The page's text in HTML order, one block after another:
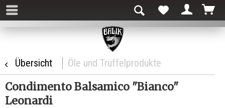
Übersicht Öle und Trüffelprodukte
Condimento Balsamico "Bianco"
Leonardi